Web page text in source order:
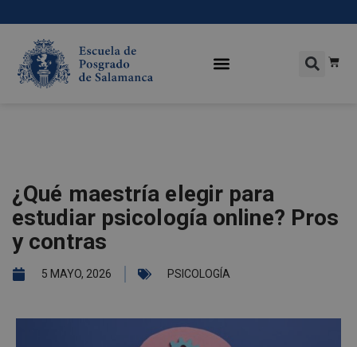
¿Qué maestría elegir para
estudiar psicología online? Pros
y contras
5 MAYO, 2026 PSICOLOGÍA